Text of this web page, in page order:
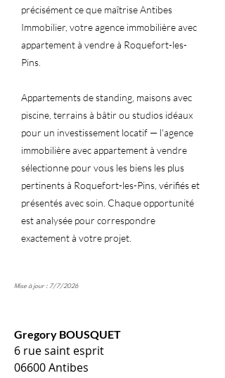
précisément ce que maîtrise Antibes
Immobilier, votre agence immobilière avec
appartement à vendre à Roquefort-les-
Pins.
Appartements de standing, maisons avec
piscine, terrains à bâtir ou studios idéaux
pour un investissement locatif — l'agence
immobilière avec appartement à vendre
sélectionne pour vous les biens les plus
pertinents à Roquefort-les-Pins, vérifiés et
présentés avec soin. Chaque opportunité
est analysée pour correspondre
exactement à votre projet.
Mise à jour : 7/7/2026
Gregory BOUSQUET
6 rue saint esprit
06600 Antibes